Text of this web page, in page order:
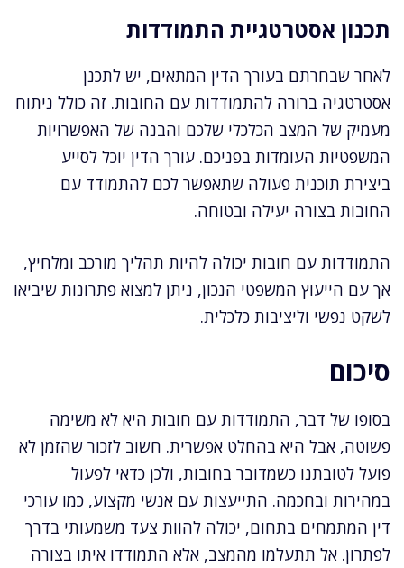
תכנון אסטרטגיית התמודדות
לאחר שבחרתם בעורך הדין המתאים, יש לתכנן
אסטרטגיה ברורה להתמודדות עם החובות. זה כולל ניתוח
מעמיק של המצב הכלכלי שלכם והבנה של האפשרויות
המשפטיות העומדות בפניכם. עורך הדין יוכל לסייע
ביצירת תוכנית פעולה שתאפשר לכם להתמודד עם
החובות בצורה יעילה ובטוחה.
התמודדות עם חובות יכולה להיות תהליך מורכב ומלחיץ,
אך עם הייעוץ המשפטי הנכון, ניתן למצוא פתרונות שיביאו
לשקט נפשי וליציבות כלכלית.
סיכום
בסופו של דבר, התמודדות עם חובות היא לא משימה
פשוטה, אבל היא בהחלט אפשרית. חשוב לזכור שהזמן לא
פועל לטובתנו כשמדובר בחובות, ולכן כדאי לפעול
במהירות ובחכמה. התייעצות עם אנשי מקצוע, כמו עורכי
דין המתמחים בתחום, יכולה להוות צעד משמעותי בדרך
לפתרון. אל תתעלמו מהמצב, אלא התמודדו איתו בצורה